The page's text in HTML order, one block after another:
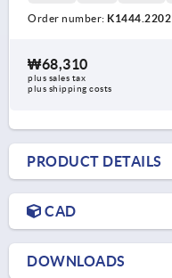
Order number: K1444.2202
₩68,310
plus sales tax
plus shipping costs
PRODUCT DETAILS
CAD
DOWNLOADS